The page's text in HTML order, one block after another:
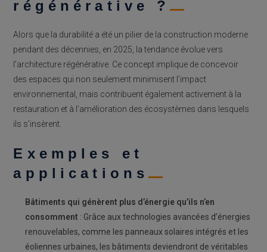
régénérative ?
Alors que la durabilité a été un pilier de la construction moderne
pendant des décennies, en 2025, la tendance évolue vers
l’architecture régénérative. Ce concept implique de concevoir
des espaces qui non seulement minimisent l’impact
environnemental, mais contribuent également activement à la
restauration et à l’amélioration des écosystèmes dans lesquels
ils s’insèrent.
Exemples et
applications
Bâtiments qui génèrent plus d’énergie qu’ils n’en
consomment : Grâce aux technologies avancées d’énergies
renouvelables, comme les panneaux solaires intégrés et les
éoliennes urbaines, les bâtiments deviendront de véritables